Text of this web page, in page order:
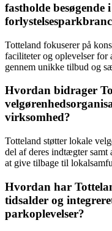
fastholde
Totteland fokuserer på
faciliteter og oplevelser for
gennem unikke tilbud og
Hvordan bidrager
virksomhed?
Totteland støtter lokale
del af deres indtægter samt
at give tilbage til
Hvordan har
tidsalder og
parkoplevelser?